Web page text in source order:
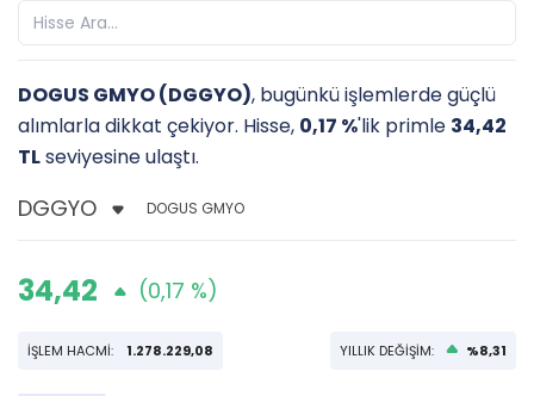
DOGUS GMYO (DGGYO), bugünkü işlemlerde güçlü
alımlarla dikkat çekiyor. Hisse, 0,17 %'lik primle 34,42
TLseviyesine ulaştı.
DOGUS GMYO
34,42 (0,17 %)
İŞLEM HACMİ: 1.278.229,08 YILLIK DEĞİŞİM: %8,31